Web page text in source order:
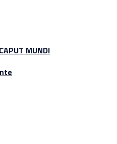
MUNDI